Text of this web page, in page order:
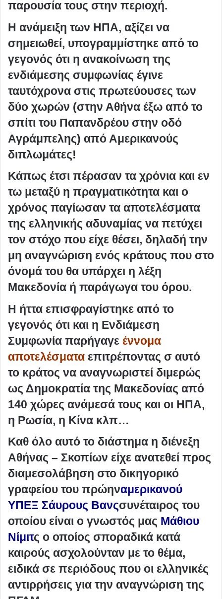
παρουσία τους στην περιοχή.
Η ανάμειξη των ΗΠΑ, αξίζει να
σημειωθεί, υπογραμμίστηκε από το
γεγονός ότι η ανακοίνωση της
ενδιάμεσης συμφωνίας έγινε
ταυτόχρονα στις πρωτεύουσες των
δύο χωρών (στην Αθήνα έξω από το
σπίτι του Παπανδρέου στην οδό
Αγράμπελης) από Αμερικανούς
διπλωμάτες!
Κάπως έτσι πέρασαν τα χρόνια και εν
τω μεταξύ η πραγματικότητα και ο
χρόνος παγίωσαν τα αποτελέσματα
της ελληνικής αδυναμίας να πετύχει
τον στόχο που είχε θέσει, δηλαδή την
μη αναγνώριση ενός κράτους που στο
όνομά του θα υπάρχει η λέξη
Μακεδονία ή παράγωγα του όρου.
Η ήττα επισφραγίστηκε από το
γεγονός ότι και η Ενδιάμεση
Συμφωνία παρήγαγε έννομα
αποτελέσματα επιτρέποντας σ αυτό
το κράτος να αναγνωριστεί διμερώς
ως Δημοκρατία της Μακεδονίας από
140 χώρες ανάμεσά τους και οι ΗΠΑ,
η Ρωσία, η Κίνα κλπ…
Καθ όλο αυτό το διάστημα η διένεξη
Αθήνας – Σκοπίων είχε ανατεθεί προς
διαμεσολάβηση στο δικηγορικό
γραφείου του πρώηναμερικανού
ΥΠΕΞ Σάυρους Βανςσυνέταιρος του
οποίου είναι ο γνωστός μας Μάθιου
Νίμιτς ο οποίος σποραδικά κατά
καιρούς ασχολούνταν με το θέμα,
ειδικά σε περιόδους που οι ελληνικές
αντιρρήσεις για την αναγνώριση της